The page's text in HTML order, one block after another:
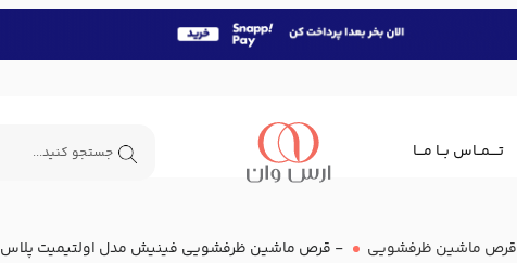
تــــمــاس بــا مـــا
قرص ماشین ظرفشویی - قرص ماشین ظرفشویی فینیش مدل اولتیمیت پلاس ultimate plus بسته 75 عددی